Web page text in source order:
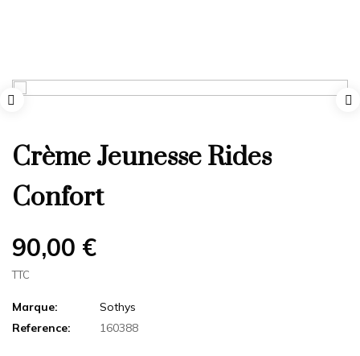
Crème Jeunesse Rides
Confort
90,00 €
TTC
Marque:
Sothys
Reference:
160388